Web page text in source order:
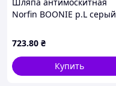
Norfin BOONIE р.L серый
быстрой доставкой по
Украине
723.80 ₴
Купить